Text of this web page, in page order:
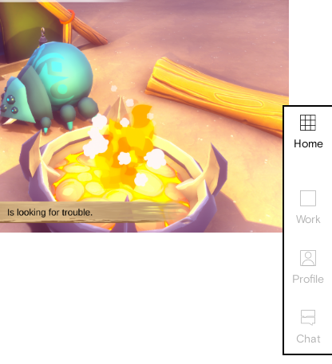
Home
Work
Profile
Chat